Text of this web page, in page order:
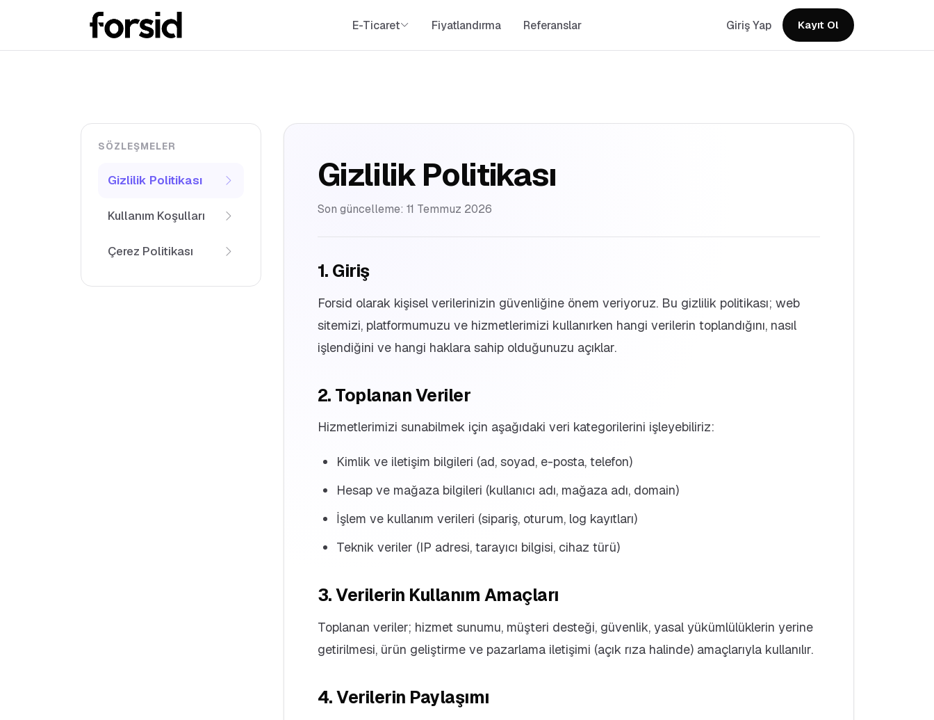
E-Ticaret Fiyatlandırma Referanslar Giriş Yap Kayıt Ol
SÖZLEŞMELER
Gizlilik Politikası
Kullanım Koşulları
Çerez Politikası
Gizlilik Politikası
Son güncelleme: 11 Temmuz 2026
1. Giriş
Forsid olarak kişisel verilerinizin güvenliğine önem veriyoruz. Bu gizlilik politikası; web
sitemizi, platformumuzu ve hizmetlerimizi kullanırken hangi verilerin toplandığını, nasıl
işlendiğini ve hangi haklara sahip olduğunuzu açıklar.
2. Toplanan Veriler
Hizmetlerimizi sunabilmek için aşağıdaki veri kategorilerini işleyebiliriz:
Kimlik ve iletişim bilgileri (ad, soyad, e-posta, telefon)
Hesap ve mağaza bilgileri (kullanıcı adı, mağaza adı, domain)
İşlem ve kullanım verileri (sipariş, oturum, log kayıtları)
Teknik veriler (IP adresi, tarayıcı bilgisi, cihaz türü)
3. Verilerin Kullanım Amaçları
Toplanan veriler; hizmet sunumu, müşteri desteği, güvenlik, yasal yükümlülüklerin yerine
getirilmesi, ürün geliştirme ve pazarlama iletişimi (açık rıza halinde) amaçlarıyla kullanılır.
4. Verilerin Paylaşımı